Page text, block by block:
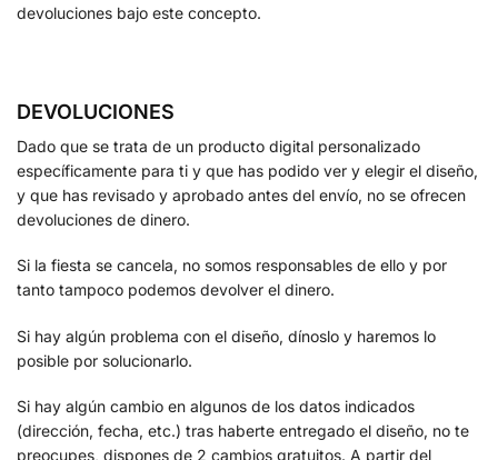
devoluciones bajo este concepto.
DEVOLUCIONES
Dado que se trata de un producto digital personalizado
específicamente para ti y que has podido ver y elegir el diseño,
y que has revisado y aprobado antes del envío, no se ofrecen
devoluciones de dinero.
Si la fiesta se cancela, no somos responsables de ello y por
tanto tampoco podemos devolver el dinero.
Si hay algún problema con el diseño, dínoslo y haremos lo
posible por solucionarlo.
Si hay algún cambio en algunos de los datos indicados
(dirección, fecha, etc.) tras haberte entregado el diseño, no te
preocupes, dispones de 2 cambios gratuitos. A partir del